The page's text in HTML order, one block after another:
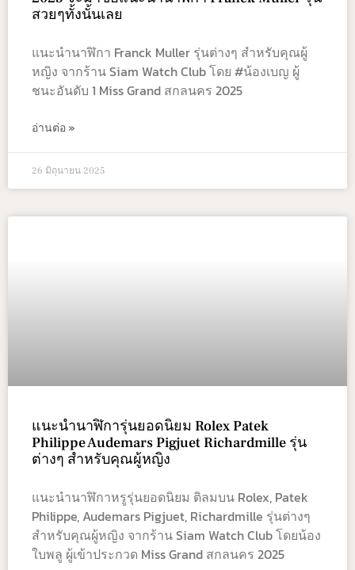
สวยๆทั้งนั้นเลย
แนะนำนาฬิกา Franck Muller รุ่นต่างๆ สำหรับคุณผู้
หญิง จากร้าน Siam Watch Club โดย #น้องเบญ ผู้
ชนะอันดับ 1 Miss Grand สกลนคร 2025
อ่านต่อ »
26 มิถุนายน 2025
แนะนำนาฬิการุ่นยอดนิยม Rolex Patek
Philippe Audemars Pigjuet Richardmille รุ่น
ต่างๆ สำหรับคุณผู้หญิง
แนะนำนาฬิกาหรูรุ่นยอดนิยม ติลมบน Rolex, Patek
Philippe, Audemars Pigjuet, Richardmille รุ่นต่างๆ
สำหรับคุณผู้หญิง จากร้าน Siam Watch Club โดยน้อง
ใบพลู ผู้เข้าประกวด Miss Grand สกลนคร 2025